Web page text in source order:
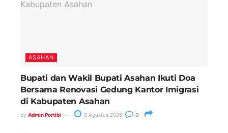
ASAHAN
Bupati dan Wakil Bupati Asahan Ikuti Doa
Bersama Renovasi Gedung Kantor Imigrasi
di Kabupaten Asahan
by Admin Portibi 8 Agustus 2026 0